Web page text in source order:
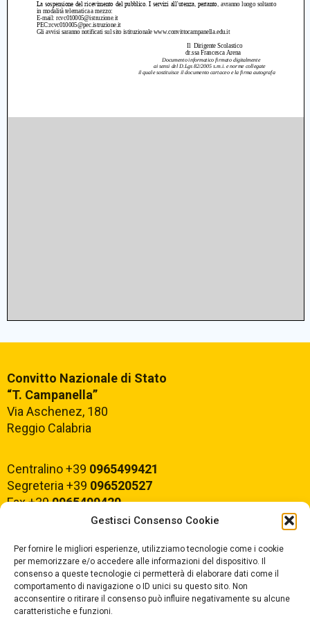
Gestisci Consenso Cookie
Per fornire le migliori esperienze, utilizziamo tecnologie come i cookie
per memorizzare e/o accedere alle informazioni del dispositivo. Il
consenso a queste tecnologie ci permetterà di elaborare dati come il
comportamento di navigazione o ID unici su questo sito. Non
acconsentire o ritirare il consenso può influire negativamente su alcune
caratteristiche e funzioni.
Convitto Nazionale di Stato
“T. Campanella”
Via Aschenez, 180
Reggio Calabria
Centralino +39 0965499421
Segreteria +39 096520527
Fax +390965499420
E-mail: rcvc010005@istruzione.it
PEC:rcvc010005@pec.istruzione.it
ORARIO DI APERTURA
Dal lunedì al Venerdì